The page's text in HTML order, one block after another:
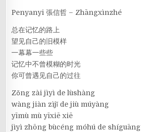
Penyanyi 張信哲 – Zhāngxìnzhé
总在记忆的路上
望见自己的旧模样
一幕幕一些些
记忆中不曾模糊的时光
你可曾遇见自己的过往
Zǒng zài jìyì de lùshàng
wàng jiàn zìjǐ de jiù múyàng
yīmù mù yīxiē xiē
jìyì zhōng bùcéng móhú de shíguāng